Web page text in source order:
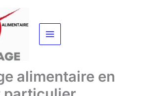
alimentaire en